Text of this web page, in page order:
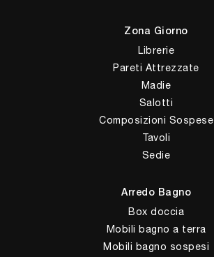
Zona Giorno
Librerie
Pareti Attrezzate
Madie
Salotti
Composizioni Sospese
Tavoli
Sedie
Arredo Bagno
Box doccia
Mobili bagno a terra
Mobili bagno sospesi